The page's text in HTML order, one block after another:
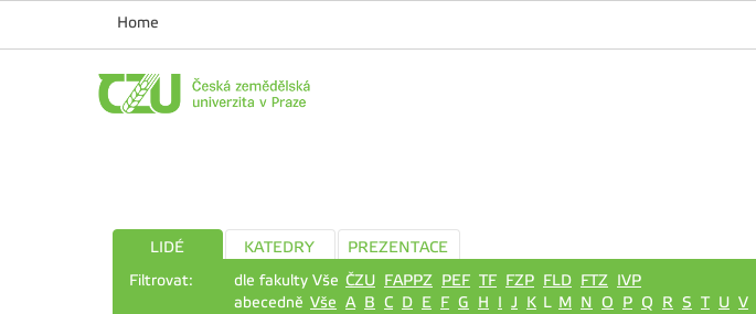
Home
LIDÉ KATEDRY
PREZENTACE
Filtrovat:
dle fakulty Vše ČZU FAPPZ PEF TF FZP FLD FTZ IVP
abecedně Vše A B C D E F G H I J K L M N O P Q R S T U V